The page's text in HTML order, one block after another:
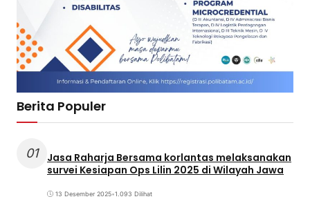
Berita Populer
01
Jasa Raharja Bersama korlantas melaksanakan
survei Kesiapan Ops Lilin 2025 di Wilayah Jawa
13 Desember 2025•1.093 Dilihat